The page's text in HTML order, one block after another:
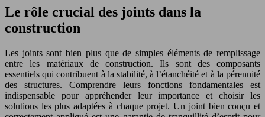
Le rôle crucial des joints dans la
construction
Les joints sont bien plus que de simples éléments de remplissage
entre les matériaux de construction. Ils sont des composants
essentiels qui contribuent à la stabilité, à l’étanchéité et à la pérennité
des structures. Comprendre leurs fonctions fondamentales est
indispensable pour appréhender leur importance et choisir les
solutions les plus adaptées à chaque projet. Un joint bien conçu et